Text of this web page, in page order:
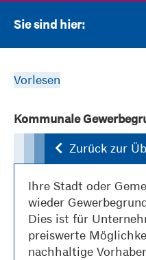
Sie sind hier:
Vorlesen
Kommunale
Zurück zur
Ihre Stadt oder
wieder
Dies ist für
preiswerte
nachhaltige